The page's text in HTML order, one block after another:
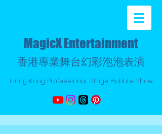
MagicX Entertainment
香港專業舞台幻彩泡泡表演
Hong Kong Professional Stage Bubble Show